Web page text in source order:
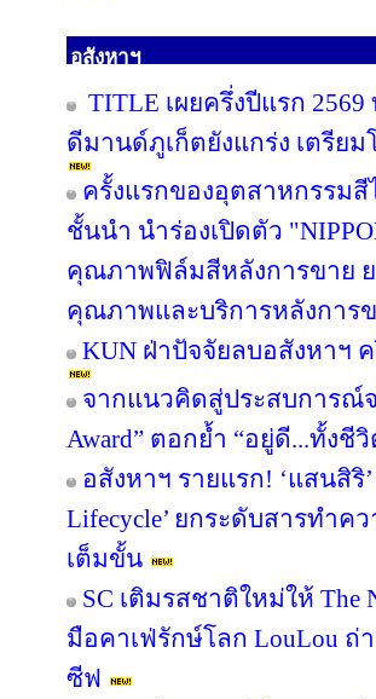
อสังหาฯ
TITLE เผยครึ่งปีแรก
ดีมานด์ภูเก็ตยังแกร่ง เตรีย
ครั้งแรกของอุตสาหกรรม
ชั้นนำ นำร่องเปิดตัว
คุณภาพฟิล์มสีหลังการขาย
คุณภาพและบริการหลังการ
KUN ฝ่าปัจจัยลบอสังหาฯ
จากแนวคิดสู่ประสบการณ์จ
Award” ตอกย้ำ “อยู่ดี...ทั้ง
อสังหาฯ รายแรก! ‘แสนสิริ
Lifecycle’ ยกระดับสารทำค
เต็มขั้น
SC เติมรสชาติใหม่ให้ The
มือคาเฟ่รักษ์โลก LouLou
ซีฟ